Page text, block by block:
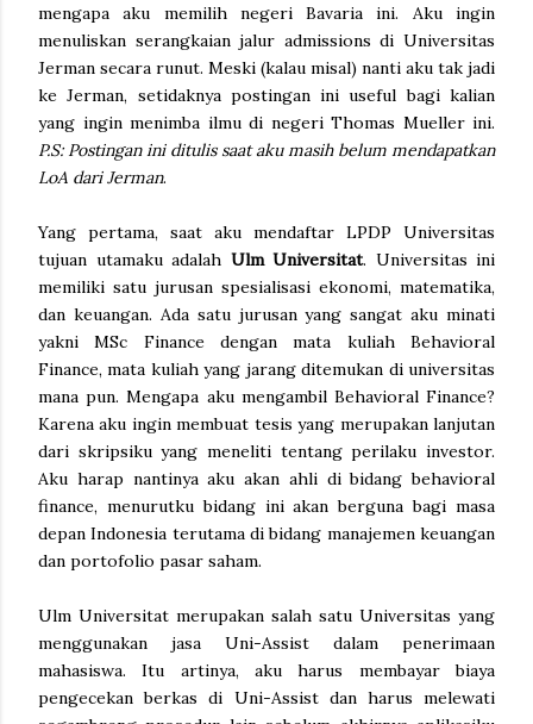
mengapa aku memilih negeri Bavaria ini. Aku ingin
menuliskan serangkaian jalur admissions di Universitas
Jerman secara runut. Meski (kalau misal) nanti aku tak jadi
ke Jerman, setidaknya postingan ini useful bagi kalian
yang ingin menimba ilmu di negeri Thomas Mueller ini.
P.S: Postingan ini ditulis saat aku masih belum mendapatkan
LoA dari Jerman.
Yang pertama, saat aku mendaftar LPDP Universitas
tujuan utamaku adalah Ulm Universitat. Universitas ini
memiliki satu jurusan spesialisasi ekonomi, matematika,
dan keuangan. Ada satu jurusan yang sangat aku minati
yakni MSc Finance dengan mata kuliah Behavioral
Finance, mata kuliah yang jarang ditemukan di universitas
mana pun. Mengapa aku mengambil Behavioral Finance?
Karena aku ingin membuat tesis yang merupakan lanjutan
dari skripsiku yang meneliti tentang perilaku investor.
Aku harap nantinya aku akan ahli di bidang behavioral
finance, menurutku bidang ini akan berguna bagi masa
depan Indonesia terutama di bidang manajemen keuangan
dan portofolio pasar saham.
Ulm Universitat merupakan salah satu Universitas yang
menggunakan jasa Uni-Assist dalam penerimaan
mahasiswa. Itu artinya, aku harus membayar biaya
pengecekan berkas di Uni-Assist dan harus melewati